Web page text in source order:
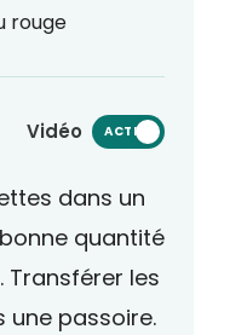
rouge
Vidéo ACTIVÉ
dans un
quantité
Transférer les
une passoire.